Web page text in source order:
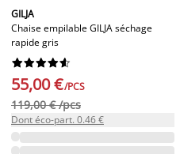
GILJA
Chaise empilable GILJA séchage
rapide gris






55,00 €/PCS
119,00 € /pcs
Dont éco-part. 0.46 €